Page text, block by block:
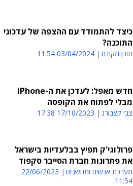
כיצד להתמודד עם ההצפה של עדכוני
התוכנה?
תוכן מקודם 03/04/2024 11:54
חדש מאפל: לעדכן את ה-iPhone
מבלי לפתוח את הקופסה
צבי קצבורג 17/10/2023 17:38
פרולוגי'ק תפיץ בבלעדיות בישראל
את פתרונות חברת הסייבר סקפוד
מערכת אנשים ומחשבים
22/06/2023
11:54